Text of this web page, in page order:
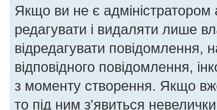
Якщо ви не є
редагувати і видаляти лише
відредагувати повідомлення,
відповідного повідомлення,
з моменту створення. Якщо
то під ним з'явиться